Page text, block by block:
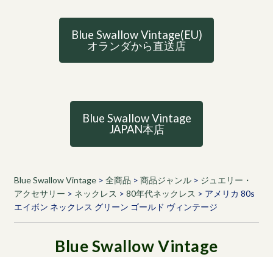
Blue Swallow Vintage(EU)
オランダから直送店
Blue Swallow Vintage
JAPAN本店
Blue Swallow Vintage> 全商品 > 商品ジャンル> ジュエリー・
アクセサリー > ネックレス > 80年代ネックレス > アメリカ 80s
エイボン ネックレス グリーン ゴールド ヴィンテージ